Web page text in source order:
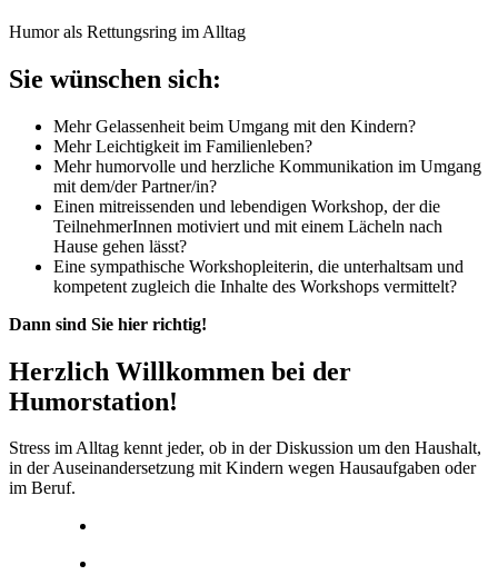
Humor als Rettungsring im Alltag
Sie wünschen sich:
MehrGelassenheit beim Umgang mit den Kindern?
MehrLeichtigkeit im Familienleben?
Mehr humorvolle und herzliche Kommunikation im Umgang
mit dem/der Partner/in?
Einen mitreissenden und lebendigen Workshop, der die
TeilnehmerInnen motiviert und mit einem Lächeln nach
Hause gehen lässt?
Eine sympathische Workshopleiterin, die unterhaltsam und
kompetent zugleich die Inhalte des Workshops vermittelt?
Dann sind Sie hier richtig!
Herzlich Willkommen bei der
Humorstation!
Stress im Alltag kennt jeder, ob in der Diskussion um den Haushalt,
in der Auseinandersetzung mit Kindern wegen Hausaufgaben oder
im Beruf.